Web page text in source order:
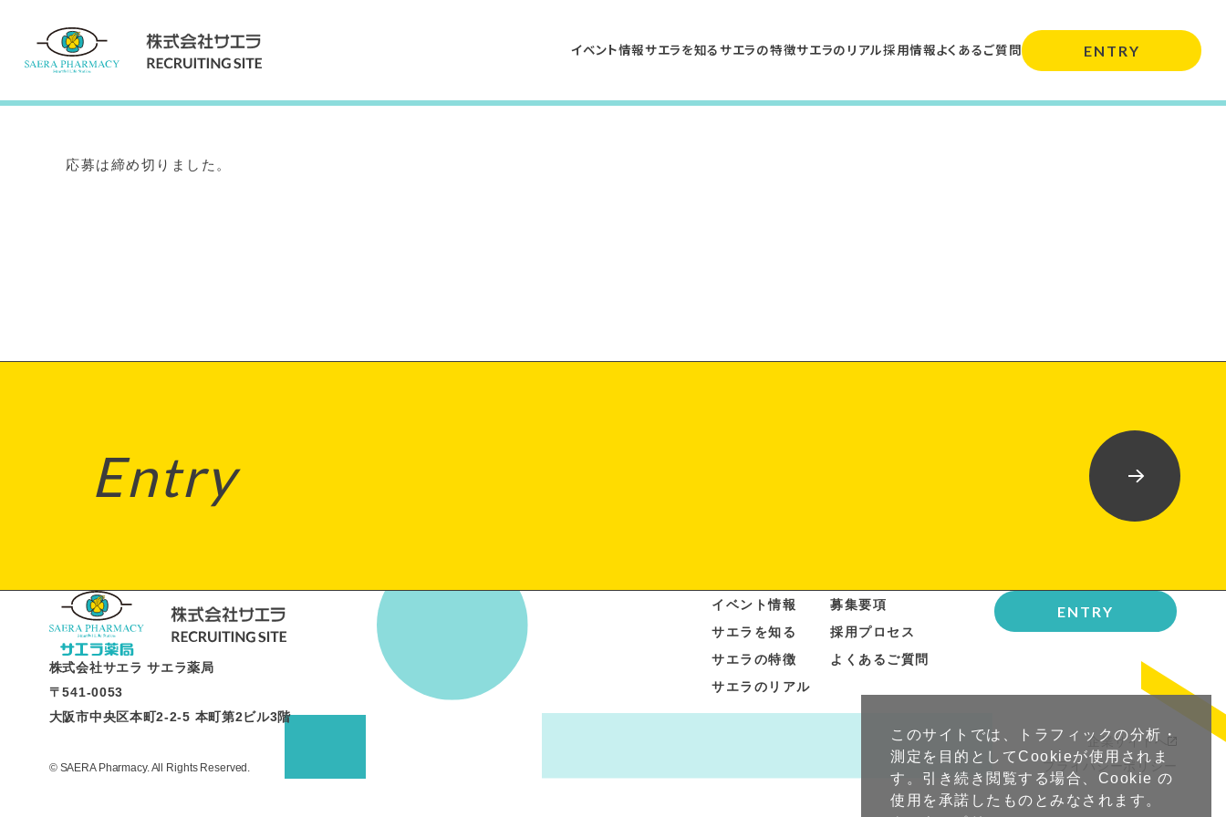
イベント情報サエラを知るサエラの特徴サエラのリアル採用情報よくあるご質問 ENTRY
Internship
応募は締め切りました。
Entry
株式会社サエラ サエラ薬局
〒541-0053
大阪市中央区本町2-2-5 本町第2ビル3階
イベント情報
サエラを知る
サエラの特徴
サエラのリアル
募集要項
採用プロセス
よくあるご質問
ENTRY
© SAERA Pharmacy. All Rights Reserved.
企業サイトへ
プライバシーポリシー
このサイトでは、トラフィックの分析・
測定を目的としてCookieが使用されま
す。引き続き閲覧する場合、Cookie の
使用を承諾したものとみなされます。